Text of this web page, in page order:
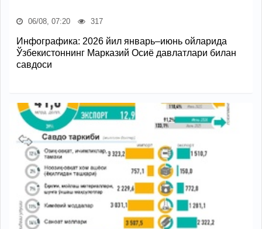
06/08, 07:20 317
Инфографика: 2026 йил январь–июнь ойларида
Ўзбекистоннинг Марказий Осиё давлатлари билан
савдоси